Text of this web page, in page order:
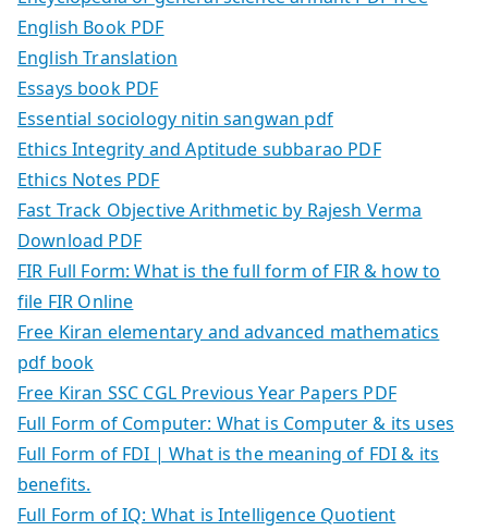
English Book PDF
English Translation
Essays book PDF
Essential sociology nitin sangwan pdf
Ethics Integrity and Aptitude subbarao PDF
Ethics Notes PDF
Fast Track Objective Arithmetic by Rajesh Verma
Download PDF
FIR Full Form: What is the full form of FIR & how to
file FIR Online
Free Kiran elementary and advanced mathematics
pdf book
Free Kiran SSC CGL Previous Year Papers PDF
Full Form of Computer: What is Computer & its uses
Full Form of FDI | What is the meaning of FDI & its
benefits.
Full Form of IQ: What is Intelligence Quotient